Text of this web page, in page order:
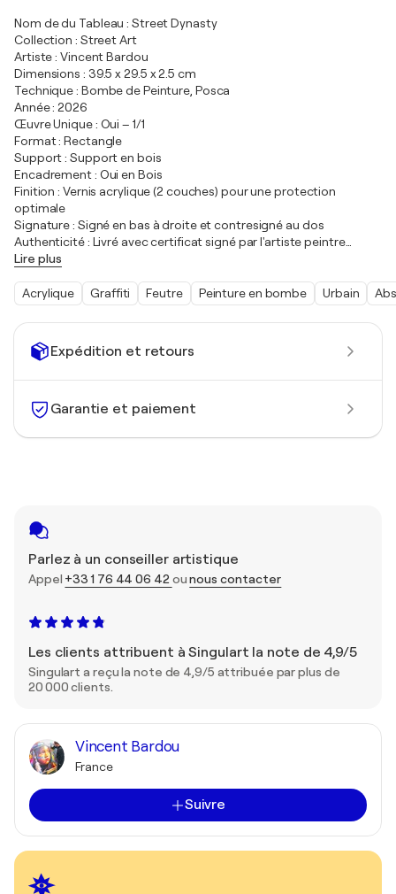
Expédition et retours
Garantie et paiement
Parlez à un conseiller artistique
Appel +33 1 76 44 06 42 ounous contacter
Les clients attribuent à Singulart la note de 4,9/5
Singulart a reçu la note de 4,9/5 attribuée par plus de
20 000 clients.
Vincent Bardou
France
Suivre
Nom de du Tableau : Street Dynasty
Collection : Street Art
Artiste : Vincent Bardou
Dimensions : 39.5 x 29.5 x 2.5 cm
Technique : Bombe de Peinture, Posca
Année : 2026
Œuvre Unique : Oui – 1/1
Format : Rectangle
Support : Support en bois
Encadrement : Oui en Bois
Finition : Vernis acrylique (2 couches) pour une protection
optimale
Signature : Signé en bas à droite et contresigné au dos
Authenticité : Livré avec certificat signé par l'artiste peintre…
Lire plus
Acrylique Graffiti Feutre Peinture en bombe Urbain